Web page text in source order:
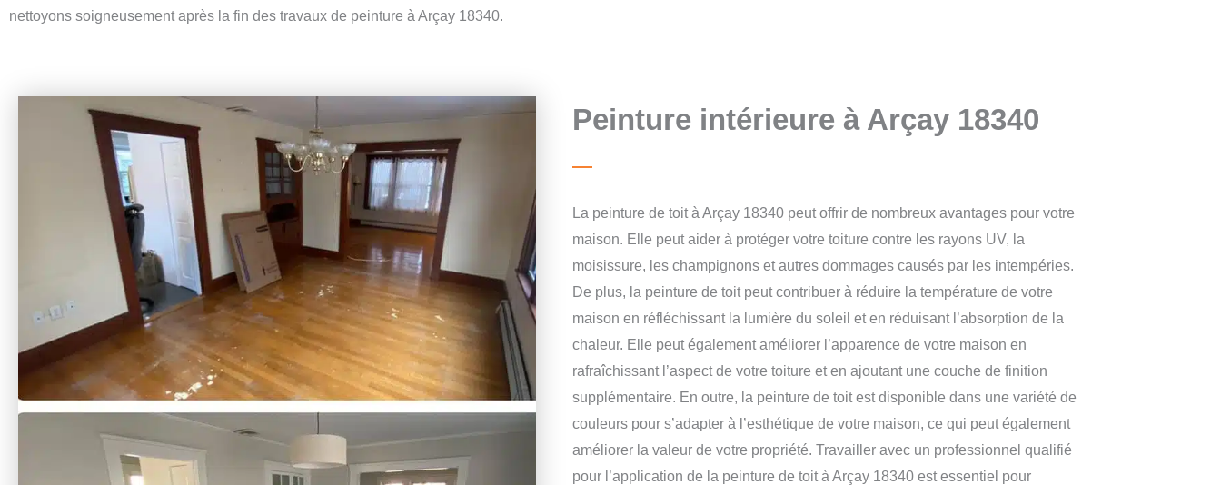
nettoyons soigneusement après la fin des travaux de peinture à Arçay 18340.
Peinture intérieure à Arçay 18340
La peinture de toit à Arçay 18340 peut offrir de nombreux avantages pour votre
maison. Elle peut aider à protéger votre toiture contre les rayons UV, la
moisissure, les champignons et autres dommages causés par les intempéries.
De plus, la peinture de toit peut contribuer à réduire la température de votre
maison en réfléchissant la lumière du soleil et en réduisant l’absorption de la
chaleur. Elle peut également améliorer l’apparence de votre maison en
rafraîchissant l’aspect de votre toiture et en ajoutant une couche de finition
supplémentaire. En outre, la peinture de toit est disponible dans une variété de
couleurs pour s’adapter à l’esthétique de votre maison, ce qui peut également
améliorer la valeur de votre propriété. Travailler avec un professionnel qualifié
pour l’application de la peinture de toit à Arçay 18340 est essentiel pour